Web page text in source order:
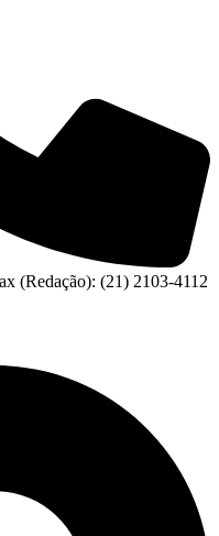
(Redação): (21) 2103-4112